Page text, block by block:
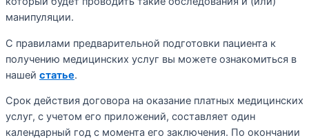
манипуляции.
С правилами предварительной подготовки пациента к
получению медицинских услуг вы можете ознакомиться в
нашей статье.
Срок действия договора на оказание платных медицинских
услуг, с учетом его приложений, составляет один
календарный год с момента его заключения. По окончании